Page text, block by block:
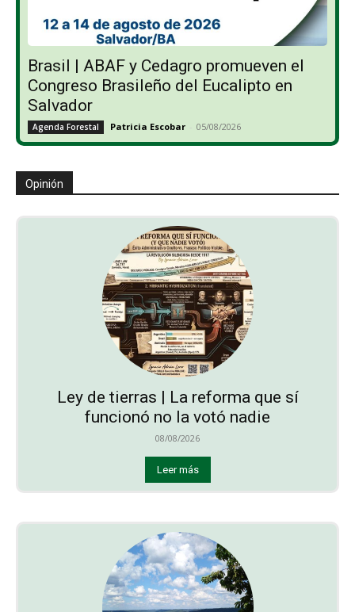
Brasil | ABAF y Cedagro promueven el
Congreso Brasileño del Eucalipto en
Salvador
Agenda Forestal Patricia Escobar - 05/08/2026
Opinión
Ley de tierras | La reforma que sí
funcionó no la votó nadie
08/08/2026
Leer más